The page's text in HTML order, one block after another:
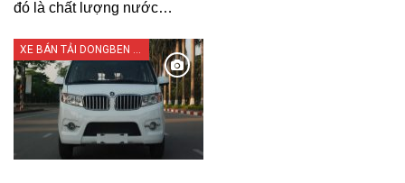
đó là chất lượng nước…
XE BÁN TẢI DONGBEN X30